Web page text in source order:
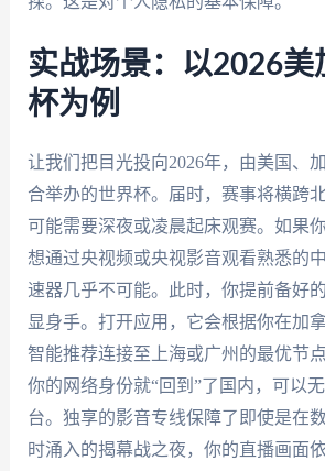
实战场景：以2026美
杯为例
让我们把目光投向2026年，由美国、
合举办的世界杯。届时，赛事将横跨
可能需要深夜或凌晨起床观赛。如果
想通过央视频或央视影音观看熟悉的
速器几乎不可能。此时，你提前备好
显身手。打开应用，它会根据你在加
智能推荐连接至上海或广州的最优节
你的网络身份就“回到”了国内，可以
台。独享的影音专线保障了即使是在
时涌入的揭幕战之夜，你的直播画面